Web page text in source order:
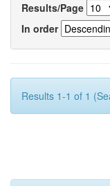
Results/Page
In order
Results 1-1 of 1